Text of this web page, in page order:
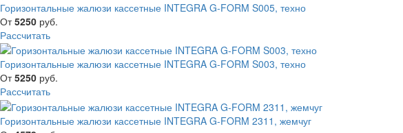
Горизонтальные жалюзи кассетные INTEGRA G-FORM S005, техно
От5250 руб.
Рассчитать
Горизонтальные жалюзи кассетные INTEGRA G-FORM S003, техно
От5250 руб.
Рассчитать
Горизонтальные жалюзи кассетные INTEGRA G-FORM 2311, жемчуг